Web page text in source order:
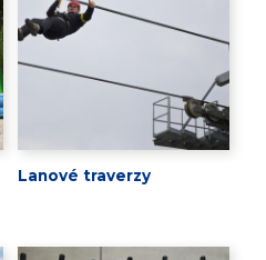
Lanové traverzy